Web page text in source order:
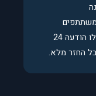
(מאי-אוקטובר). דרוש מינימום של 8 משתתפים
ליציאה. אם לא הושג מינימום — תקבלו הודעה 24
החזר מלא.